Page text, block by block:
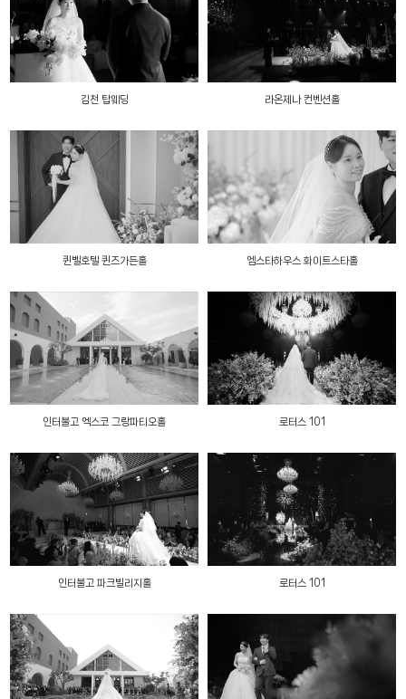
김천 탑웨딩 라온제나 컨벤션홀
퀸벨호텔 퀸즈가든홀 엠스타하우스 화이트스타홀
인터불고 엑스코 그랑파티오홀 로터스 101
인터불고 파크빌리지홀 로터스 101